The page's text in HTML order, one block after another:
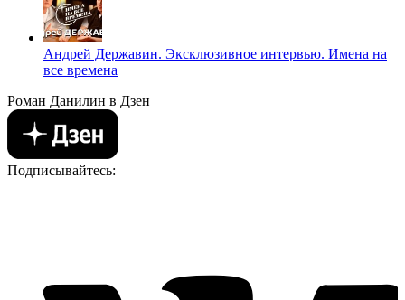
Андрей Державин. Эксклюзивное интервью. Имена на
все времена
Роман Данилин в Дзен
Подписывайтесь: